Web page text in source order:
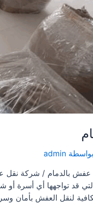
admin
بالدمام / شركة نقل
قد تواجهها أي أسرة أو
لنقل العفش